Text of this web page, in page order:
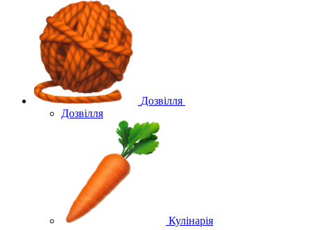
Дозвілля
Дозвілля
Кулінарія